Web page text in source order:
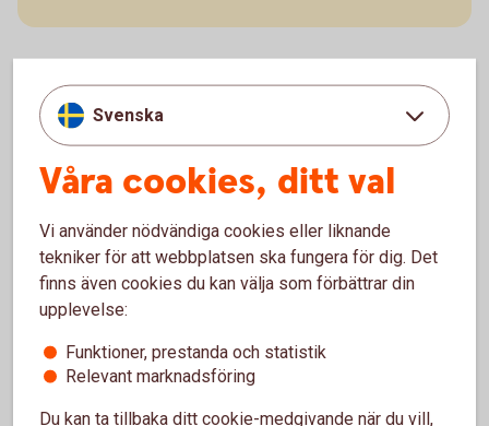
Pay Classic - pris och villkor
Vad betyder det att kortterminalen är trådlös?
Vad kan man göra i portalen?
Kan jag använda min telefon som kortterminal?
Är det någon bindningstid på betalterminalen?
Vad ska jag göra om jag behöver ett
Svenska
Våra cookies, ditt val
Vi använder nödvändiga cookies eller liknande
tekniker för att webbplatsen ska fungera för dig. Det
finns även cookies du kan välja som förbättrar din
upplevelse:
Funktioner, prestanda och statistik
Relevant marknadsföring
Du kan ta tillbaka ditt cookie-medgivande när du vill,